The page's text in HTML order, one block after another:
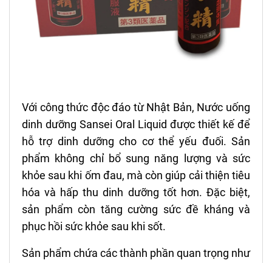
Với công thức độc đáo từ Nhật Bản, Nước uống
dinh dưỡng Sansei Oral Liquid được thiết kế để
hỗ trợ dinh dưỡng cho cơ thể yếu đuối. Sản
phẩm không chỉ bổ sung năng lượng và sức
khỏe sau khi ốm đau, mà còn giúp cải thiện tiêu
hóa và hấp thu dinh dưỡng tốt hơn. Đặc biệt,
sản phẩm còn tăng cường sức đề kháng và
phục hồi sức khỏe sau khi sốt.
Sản phẩm chứa các thành phần quan trọng như